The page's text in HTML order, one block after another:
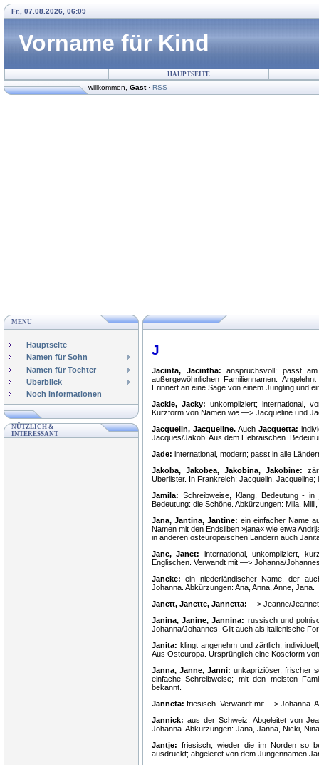
Fr., 07.08.2026, 06:09
Vorname für Kind
HAUPTSEITE
willkommen Gast· RSS
MENÜ
Hauptseite
Namen für Sohn
Namen für Tochter
Überblick
Noch Informationen
NÜTZLICH &
INTERESSANT
J
Jacinta, Jacintha: anspruchsvoll; passt
außergewöhnlichen Familiennamen.
Erinnert an eine Sage von einem Jüngling und
Jackie, Jacky: unkompliziert; international,
Kurzform von Namen wie —> Jacqueline und
Jacquelin, Jacqueline.Auch Jacquetta:
Jacques/Jakob. Aus dem Hebräischen.
Jade: international, modern; passt in alle
Jakoba, Jakobea, Jakobina, Jakobine:
Überlister. In Frankreich: Jacquelin,
Jamila: Schreibweise, Klang, Bedeutung -
Bedeutung: die Schöne. Abkürzungen: Mila, Milli,
Jana, Jantina, Jantine: ein einfacher Name
Namen mit den Endsilben »jana« wie etwa
in anderen osteuropäischen Ländern auch
Jane, Janet:
international, unkompliziert,
Englischen. Verwandt mit —> Johanna/
Janeke: ein niederländischer Name, der
Johanna. Abkürzungen: Ana, Anna, Anne, Jana.
Janett, Janette, Jannetta: —> Jeanne/
Janina, Janine, Jannina: russisch und
Johanna/Johannes. Gilt auch als italienische
Janita: klingt angenehm und zärtlich;
Aus Osteuropa. Ursprünglich eine Koseform
Janna, Janne, Janni: unkapriziöser, frischer
einfache Schreibweise; mit den meisten
bekannt.
Janneta: friesisch. Verwandt mit —> Johanna.
Jannick: aus der Schweiz. Abgeleitet von
Johanna. Abkürzungen: Jana, Janna, Nicki,
Jantje: friesisch; wieder die im Norden so
ausdrückt; abgeleitet von dem Jungennamen